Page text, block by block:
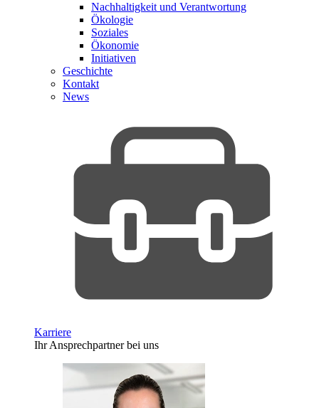
Nachhaltigkeit und Verantwortung
Ökologie
Soziales
Ökonomie
Initiativen
Geschichte
Kontakt
News
Karriere
Ihr Ansprechpartner bei uns